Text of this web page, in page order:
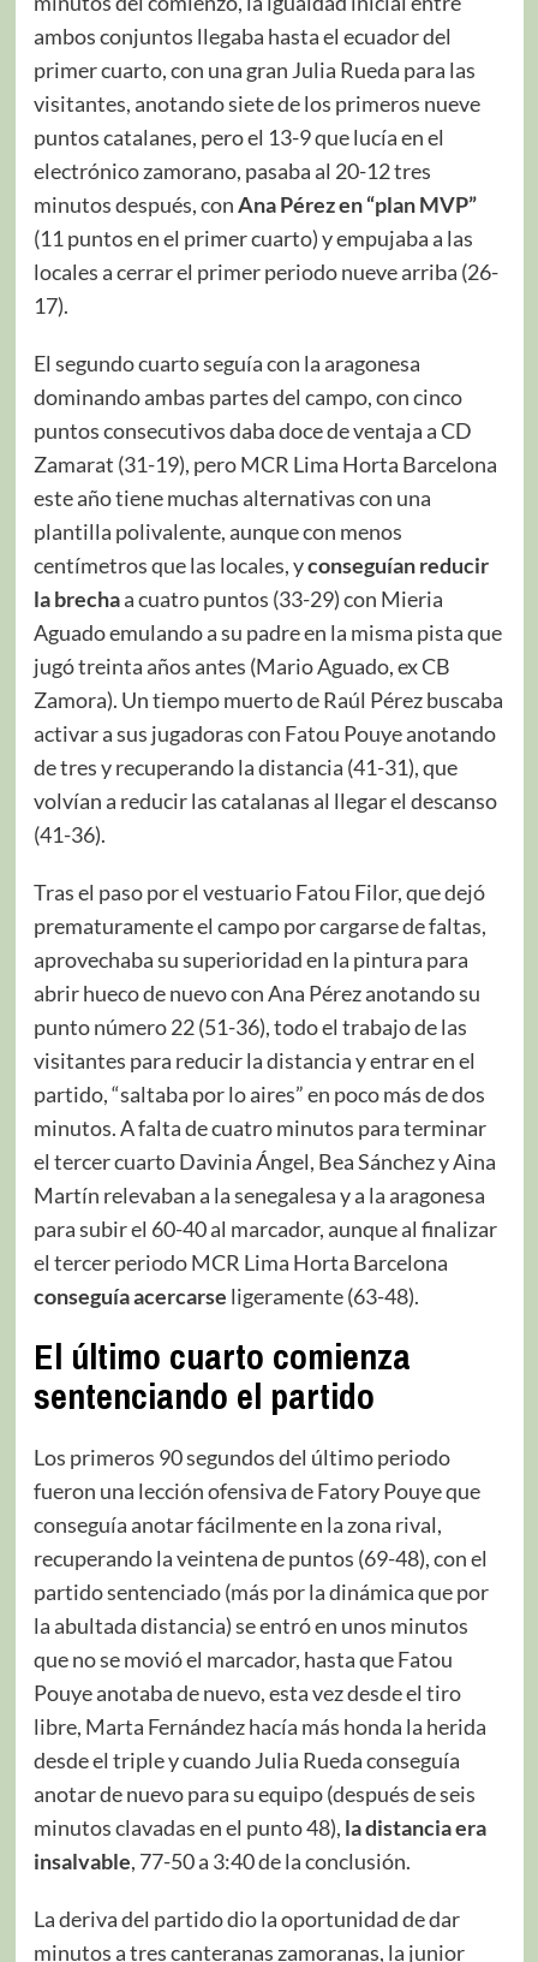
ambos conjuntos llegaba hasta el ecuador del
primer cuarto, con una gran Julia Rueda para las
visitantes, anotando siete de los primeros nueve
puntos catalanes, pero el 13-9 que lucía en el
electrónico zamorano, pasaba al 20-12 tres
minutos después, conAna Pérez en “plan MVP”
(11 puntos en el primer cuarto) y empujaba a las
locales a cerrar el primer periodo nueve arriba (26-
17).
El segundo cuarto seguía con la aragonesa
dominando ambas partes del campo, con cinco
puntos consecutivos daba doce de ventaja a CD
Zamarat (31-19), pero MCR Lima Horta Barcelona
este año tiene muchas alternativas con una
plantilla polivalente, aunque con menos
centímetros que las locales, yconseguían reducir
la brechaa cuatro puntos (33-29) con Mieria
Aguado emulando a su padre en la misma pista que
jugó treinta años antes (Mario Aguado, ex CB
Zamora). Un tiempo muerto de Raúl Pérez buscaba
activar a sus jugadoras con Fatou Pouye anotando
de tres y recuperando la distancia (41-31), que
volvían a reducir las catalanas al llegar el descanso
(41-36).
Tras el paso por el vestuario Fatou Filor, que dejó
prematuramente el campo por cargarse de faltas,
aprovechaba su superioridad en la pintura para
abrir hueco de nuevo con Ana Pérez anotando su
punto número 22 (51-36), todo el trabajo de las
visitantes para reducir la distancia y entrar en el
partido, “saltaba por lo aires” en poco más de dos
minutos. A falta de cuatro minutos para terminar
el tercer cuarto Davinia Ángel, Bea Sánchez y Aina
Martín relevaban a la senegalesa y a la aragonesa
para subir el 60-40 al marcador, aunque al finalizar
el tercer periodo MCR Lima Horta Barcelona
conseguía acercarse ligeramente (63-48).
El último cuarto comienza
sentenciando el partido
Los primeros 90 segundos del último periodo
fueron una lección ofensiva de Fatory Pouye que
conseguía anotar fácilmente en la zona rival,
recuperando la veintena de puntos (69-48), con el
partido sentenciado (más por la dinámica que por
la abultada distancia) se entró en unos minutos
que no se movió el marcador, hasta que Fatou
Pouye anotaba de nuevo, esta vez desde el tiro
libre, Marta Fernández hacía más honda la herida
desde el triple y cuando Julia Rueda conseguía
anotar de nuevo para su equipo (después de seis
minutos clavadas en el punto 48), la distancia era
insalvable, 77-50 a 3:40 de la conclusión.
La deriva del partido dio la oportunidad de dar
minutos a tres canteranas zamoranas, la junior